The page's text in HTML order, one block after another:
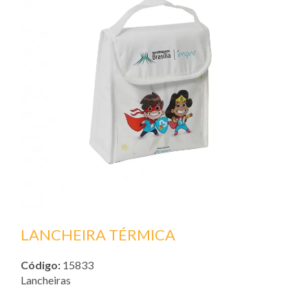
LANCHEIRA TÉRMICA
Código: 15833
Lancheiras